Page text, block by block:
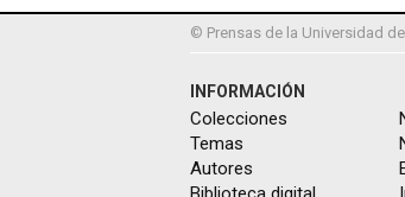
© Prensas de la Universidad
INFORMACIÓN
Colecciones
Temas
Autores